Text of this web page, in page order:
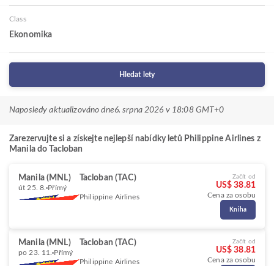
Class
Ekonomika
Hledat lety
Naposledy aktualizováno dne6. srpna 2026 v 18:08 GMT+0
Zarezervujte si a získejte nejlepší nabídky letů Philippine Airlines z
Manila do Tacloban
Manila (MNL) Tacloban (TAC)
út 25. 8. Přímý
Philippine Airlines
Začít od
US$ 38.81
Cena za osobu
Kniha
Manila (MNL) Tacloban (TAC)
po 23. 11. Přímý
Philippine Airlines
Začít od
US$ 38.81
Cena za osobu